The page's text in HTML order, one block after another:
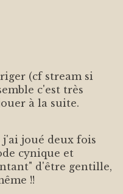
(cf stream si
c'est très
à la suite.
joué deux fois
cynique et
d'être gentille,
!!